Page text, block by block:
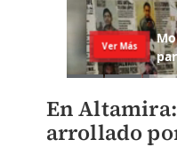
En
arrollado